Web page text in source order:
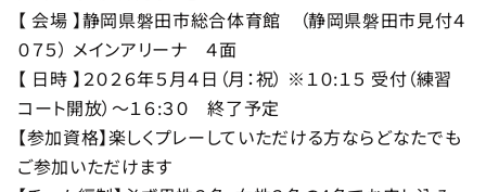
【 会場 】静岡県磐田市総合体育館 （静岡県磐田市見付４
０７５） メインアリーナ ４面
【 日時 】２０２６年５月４日（月：祝） ※１０:１５ 受付（練習
コート開放）～１６:３０ 終了予定
【参加資格】楽しくプレーしていただける方ならどなたでも
ご参加いただけます